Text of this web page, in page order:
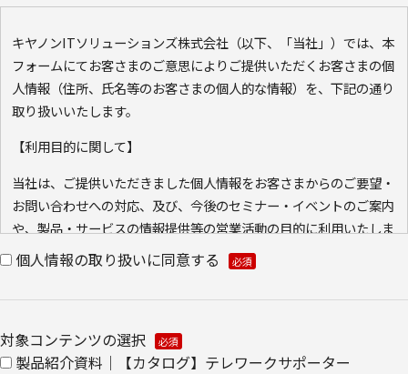
キヤノンITソリューションズ株式会社（以下、「当社」）では、本
フォームにてお客さまのご意思によりご提供いただくお客さまの個
人情報（住所、氏名等のお客さまの個人的な情報）を、下記の通り
取り扱いいたします。
【利用目的に関して】
当社は、ご提供いただきました個人情報をお客さまからのご要望・
お問い合わせへの対応、及び、今後のセミナー・イベントのご案内
や、製品・サービスの情報提供等の営業活動の目的に利用いたしま
す。ご本人の同意なく利用目的以外に利用いたしません。
場合があります。取得可能なアクセス履歴は、メールに設定したリ
ンク先ページ、および当社と当社のグループ会社が運営・開設する
個人情報の取り扱いに同意する
対象コンテンツの選択
製品紹介資料｜【カタログ】テレワークサポーター